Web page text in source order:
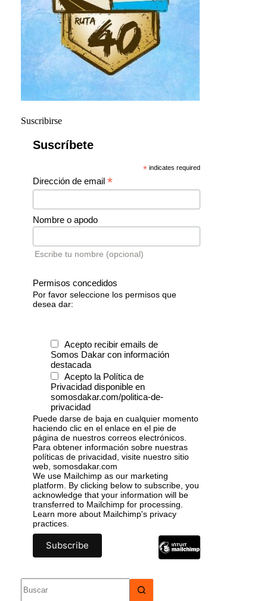
Suscribirse
Suscríbete
* indicates required
Dirección de email *
Nombre o apodo
Escribe tu nombre (opcional)
Permisos concedidos
Por favor seleccione los permisos que
desea dar:
Acepto recibir emails de
Somos Dakar con información
destacada
Acepto la Política de
Privacidad disponible en
somosdakar.com/politica-de-
privacidad
Puede darse de baja en cualquier momento
haciendo clic en el enlace en el pie de
página de nuestros correos electrónicos.
Para obtener información sobre nuestras
políticas de privacidad, visite nuestro sitio
web, somosdakar.com
We use Mailchimp as our marketing
platform. By clicking below to subscribe, you
acknowledge that your information will be
transferred to Mailchimp for processing.
Learn more about Mailchimp's privacy
practices.